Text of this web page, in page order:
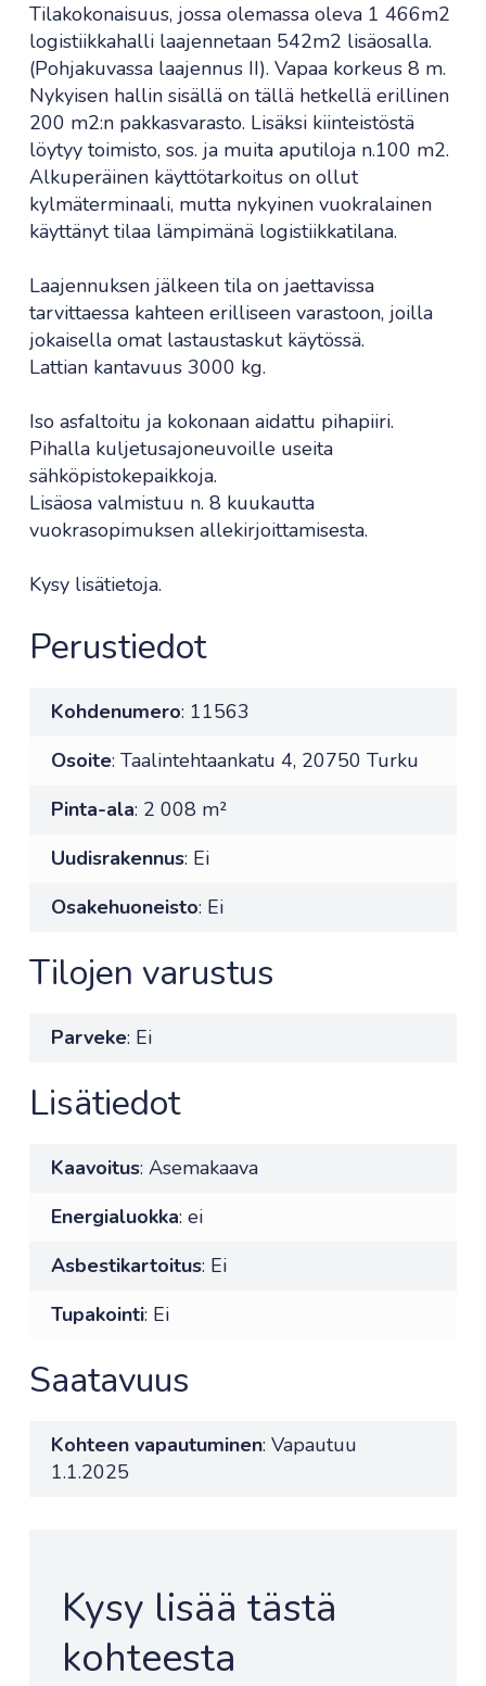
Tilakokonaisuus, jossa olemassa oleva 1 466m2
logistiikkahalli laajennetaan 542m2 lisäosalla.
(Pohjakuvassa laajennus II). Vapaa korkeus 8 m.
Nykyisen hallin sisällä on tällä hetkellä erillinen
200 m2:n pakkasvarasto. Lisäksi kiinteistöstä
löytyy toimisto, sos. ja muita aputiloja n.100 m2.
Alkuperäinen käyttötarkoitus on ollut
kylmäterminaali, mutta nykyinen vuokralainen
käyttänyt tilaa lämpimänä logistiikkatilana.
Laajennuksen jälkeen tila on jaettavissa
tarvittaessa kahteen erilliseen varastoon, joilla
jokaisella omat lastaustaskut käytössä.
Lattian kantavuus 3000 kg.
Iso asfaltoitu ja kokonaan aidattu pihapiiri.
Pihalla kuljetusajoneuvoille useita
sähköpistokepaikkoja.
Lisäosa valmistuu n. 8 kuukautta
vuokrasopimuksen allekirjoittamisesta.
Kysy lisätietoja.
Perustiedot
Kohdenumero: 11563
Osoite: Taalintehtaankatu 4, 20750 Turku
Pinta-ala: 2 008 m²
Uudisrakennus: Ei
Osakehuoneisto: Ei
Tilojen varustus
Parveke: Ei
Lisätiedot
Kaavoitus: Asemakaava
Energialuokka: ei
Asbestikartoitus: Ei
Tupakointi: Ei
Saatavuus
Kohteen vapautuminen: Vapautuu
1.1.2025
Kysy lisää tästä
kohteesta